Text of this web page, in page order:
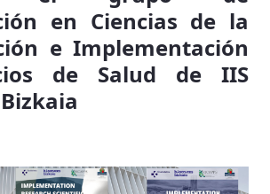
en Ciencias de la
e Implementación
de Salud de IIS